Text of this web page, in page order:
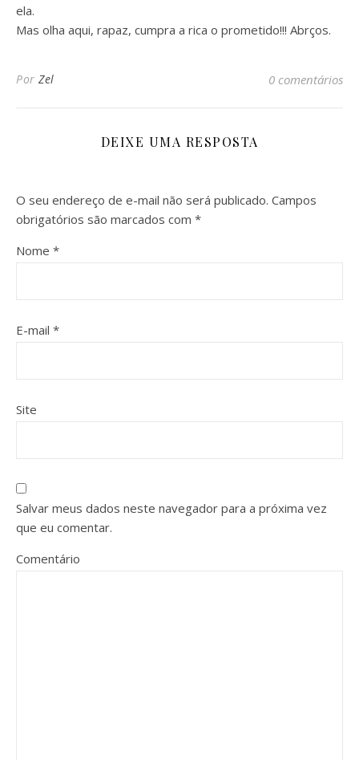
ela.
Mas olha aqui, rapaz, cumpra a rica o prometido!!! Abrços.
Por Zel 0 comentários
DEIXE UMA RESPOSTA
O seu endereço de e-mail não será publicado. Campos
obrigatórios são marcados com *
Nome *
E-mail *
Site
Salvar meus dados neste navegador para a próxima vez
que eu comentar.
Comentário